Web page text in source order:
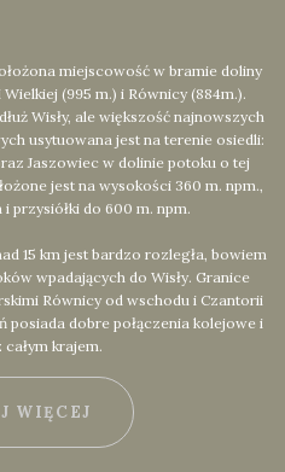
miejscowość w bramie doliny
(995 m.) i Równicy (884m.).
Wisły, ale większość najnowszych
usytuowana jest na terenie osiedli:
Jaszowiec w dolinie potoku o tej
jest na wysokości 360 m. npm.,
przysiółki do 600 m. npm.
15 km jest bardzo rozległa, bowiem
wpadających do Wisły. Granice
Równicy od wschodu i Czantorii
posiada dobre połączenia kolejowe i
krajem.
WIĘCEJ